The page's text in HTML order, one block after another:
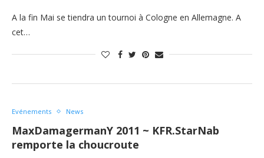
A la fin Mai se tiendra un tournoi à Cologne en Allemagne. A
cet…
Evénements News
MaxDamagermanY 2011 ~ KFR.StarNab
remporte la choucroute